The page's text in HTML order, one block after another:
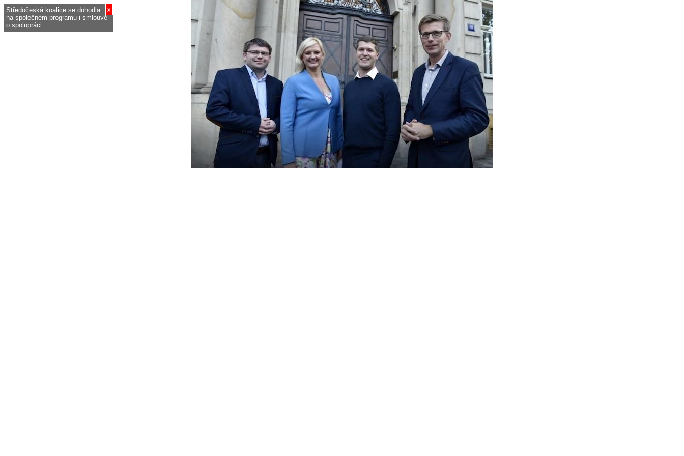
x
Středočeská koalice se dohodla
na společném programu i smlouvě
o spolupráci